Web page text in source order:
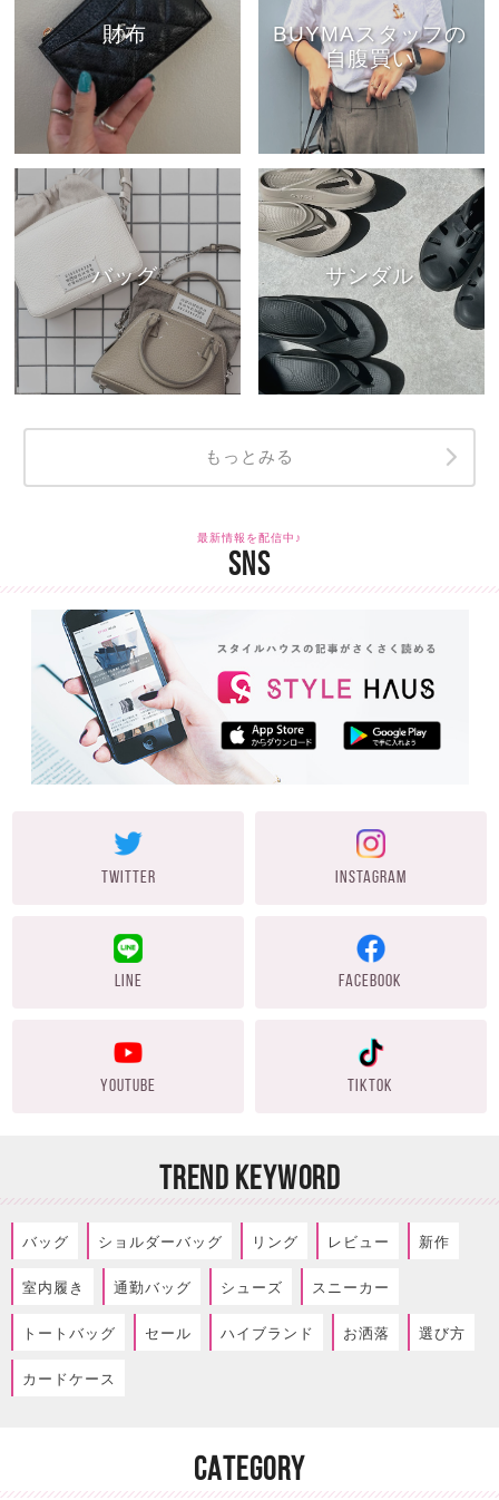
財布
BUYMAスタッフの
自腹買い
バッグ サンダル
もっとみる
最新情報を配信中♪
SNS
TWITTER INSTAGRAM
LINE FACEBOOK
YOUTUBE TIKTOK
TREND KEYWORD
バッグ ショルダーバッグ リング レビュー 新作
室内履き 通勤バッグ シューズ スニーカー
トートバッグ セール ハイブランド お洒落 選び方
カードケース
CATEGORY